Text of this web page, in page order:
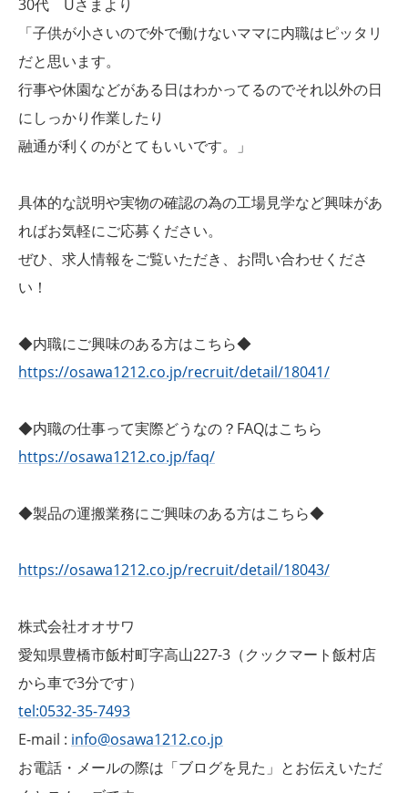
30代 Uさまより
「子供が小さいので外で働けないママに内職はピッタリ
だと思います。
行事や休園などがある日はわかってるのでそれ以外の日
にしっかり作業したり
融通が利くのがとてもいいです。」
具体的な説明や実物の確認の為の工場見学など興味があ
ればお気軽にご応募ください。
ぜひ、求人情報をご覧いただき、お問い合わせくださ
い！
◆内職にご興味のある方はこちら◆
https://osawa1212.co.jp/recruit/detail/18041/
◆内職の仕事って実際どうなの？FAQはこちら
https://osawa1212.co.jp/faq/
◆製品の運搬業務にご興味のある方はこちら◆
https://osawa1212.co.jp/recruit/detail/18043/
株式会社オオサワ
愛知県豊橋市飯村町字高山227-3（クックマート飯村店
から車で3分です）
tel:0532-35-7493
E-mail : info@osawa1212.co.jp
お電話・メールの際は「ブログを見た」とお伝えいただ